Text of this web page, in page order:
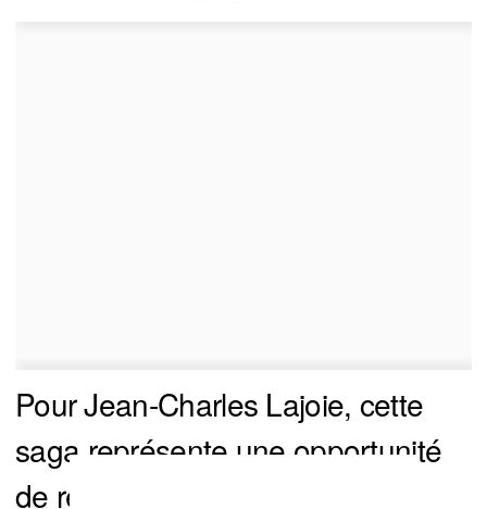
Pour Jean-Charles Lajoie, cette
saga représente une opportunité
de redevenir pertinent dans un